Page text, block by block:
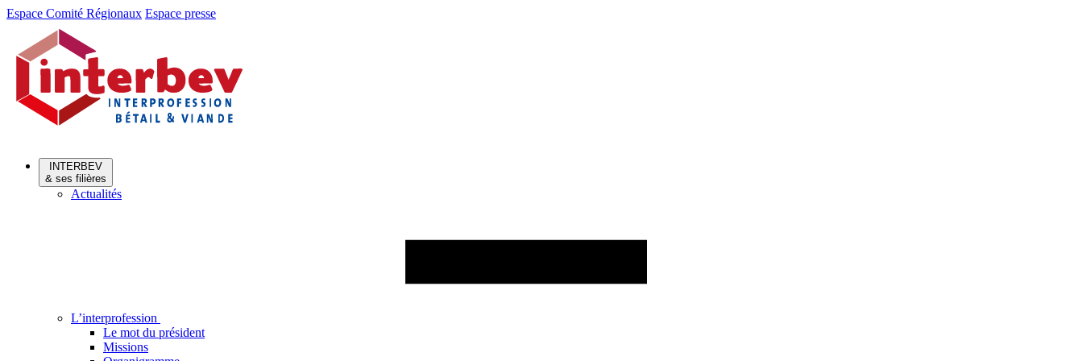
Aller
Aller
contenu
Espace Comité Régionaux Espace presse
INTERBEV
& ses filières
Actualités
L’interprofession
Le mot du président
Missions